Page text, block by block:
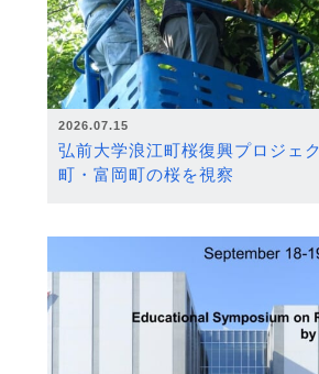
2026.07.15
弘前大学浪江町桜復興プロジェ
町・富岡町の桜を視察